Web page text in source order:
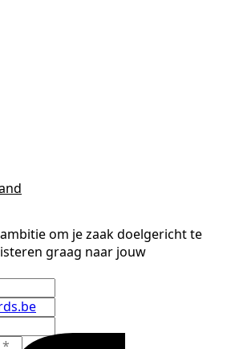
om je zaak doelgericht te
graag naar jouw